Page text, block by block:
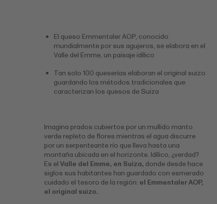
El queso Emmentaler AOP, conocido
mundialmente por sus agujeros, se elabora en el
Valle del Emme, un paisaje idílico
Tan solo 100 queserías elaboran el original suizo
guardando los métodos tradicionales que
caracterizan los quesos de Suiza
Imagina prados cubiertos por un mullido manto
verde repleto de flores mientras el agua discurre
por un serpenteante río que lleva hasta una
montaña ubicada en el horizonte. Idílico, ¿verdad?
Es elValle del Emme, en Suiza, donde desde hace
siglos sus habitantes han guardado con esmerado
cuidado el tesoro de la región: el Emmentaler AOP,
el original suizo.